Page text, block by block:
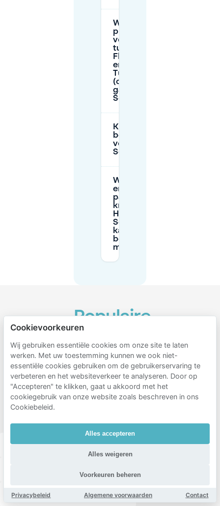
Wat zijn de
praktische
verschillen
tussen
Floridastraat
en
Tunispassage
(oudere
garage) in
Schalkwijk?
Kan ik een
bewonersvergunning
voor zone S in
Schalkwijk krijgen?
Wat gebeurt
er als ik een
parkeerboete
krijg in
Haarlem
Schalkwijk—
kan ik
bezwaar
maken?
Populaire
gebieden
om te
parkeren
in de
buurt
Schalkwijk
Haarlemmerhoutkwartier Haarlem-oost
Oude stad
Westoever noord buitenspaarne
Cookievoorkeuren
Wij gebruiken essentiële cookies om onze site te laten
werken. Met uw toestemming kunnen we ook niet-
essentiële cookies gebruiken om de gebruikerservaring te
verbeteren en het websiteverkeer te analyseren. Door op
"Accepteren" te klikken, gaat u akkoord met het
cookiegebruik van onze website zoals beschreven in ons
Cookiebeleid.
Alles accepteren
Alles weigeren
Voorkeuren beheren
Privacybeleid Algemene voorwaarden Contact